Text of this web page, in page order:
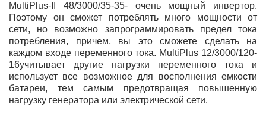
MultiPlus-II 48/3000/35-35- очень мощный инвертор.
Поэтому он сможет потреблять много мощности от
сети, но возможно запрограммировать предел тока
потребления, причем, вы это сможете сделать на
каждом входе переменного тока. MultiPlus 12/3000/120-
16учитывает другие нагрузки переменного тока и
использует все возможное для восполнения емкости
батареи, тем самым предотвращая повышенную
нагрузку генератора или электрической сети.